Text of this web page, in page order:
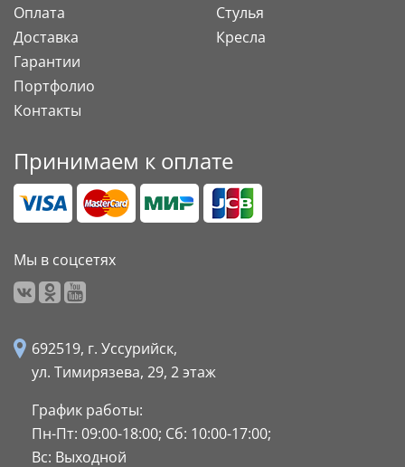
Оплата
Доставка
Гарантии
Портфолио
Контакты
Стулья
Кресла
Принимаем к оплате
Мы в соцсетях
692519, г. Уссурийск,
ул. Тимирязева, 29, 2 этаж
График работы:
Пн-Пт: 09:00-18:00; Сб: 10:00-17:00;
Вс: Выходной